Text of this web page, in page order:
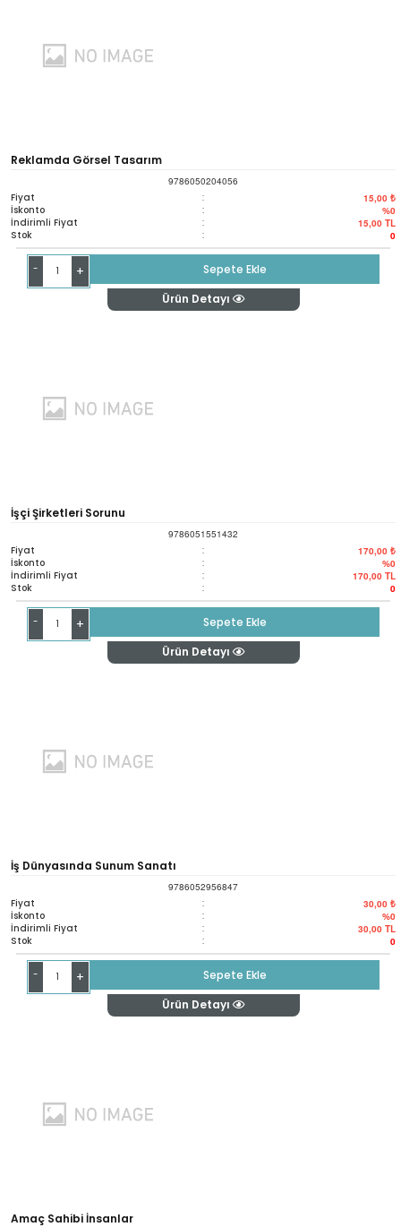
Reklamda Görsel Tasarım
9786050204056
Fiyat : 15,00 ₺
İskonto : %0
İndirimli Fiyat : 15,00 TL
Stok : 0
- +
Sepete Ekle
Ürün Detayı
İşçi Şirketleri Sorunu
9786051551432
Fiyat : 170,00 ₺
İskonto : %0
İndirimli Fiyat : 170,00 TL
Stok : 0
- +
Sepete Ekle
Ürün Detayı
İş Dünyasında Sunum Sanatı
9786052956847
Fiyat : 30,00 ₺
İskonto : %0
İndirimli Fiyat : 30,00 TL
Stok : 0
- +
Sepete Ekle
Ürün Detayı
Amaç Sahibi İnsanlar